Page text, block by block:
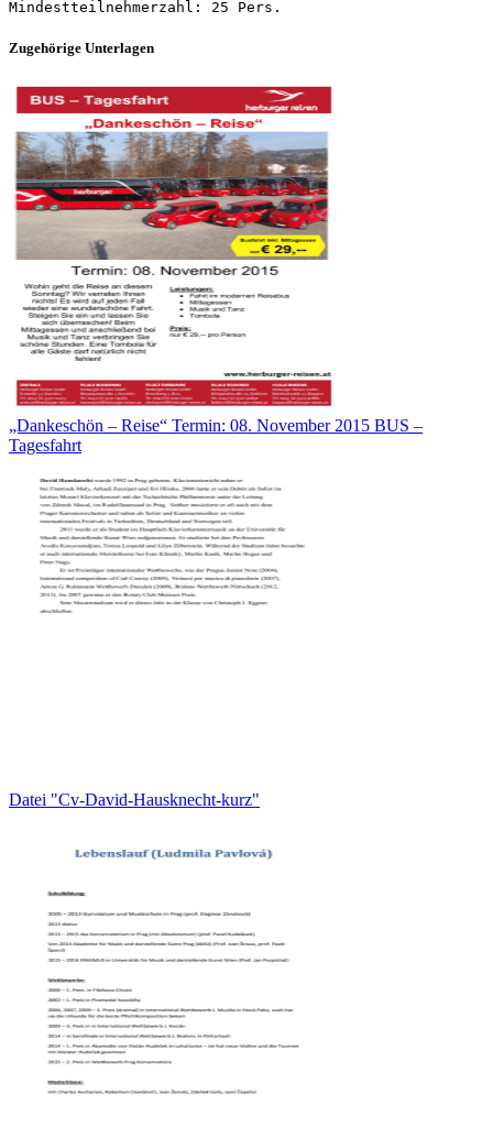
Zugehörige Unterlagen
„Dankeschön – Reise“ Termin: 08. November 2015 BUS –
Tagesfahrt
Datei "Cv-David-Hausknecht-kurz"